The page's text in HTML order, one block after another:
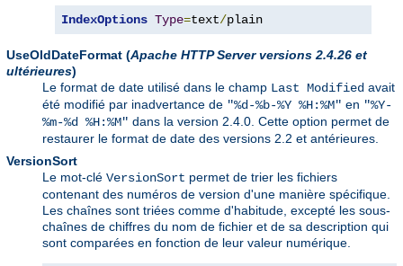
IndexOptions Type=text/plain
UseOldDateFormat (Apache HTTP Server versions 2.4.26 et
ultérieures)
Le format de date utilisé dans le champ Last Modified avait
été modifié par inadvertance de "%d-%b-%Y %H:%M" en "%Y-
%m-%d %H:%M" dans la version 2.4.0. Cette option permet de
restaurer le format de date des versions 2.2 et antérieures.
VersionSort
Le mot-clé VersionSort permet de trier les fichiers
contenant des numéros de version d'une manière spécifique.
Les chaînes sont triées comme d'habitude, excepté les sous-
chaînes de chiffres du nom de fichier et de sa description qui
sont comparées en fonction de leur valeur numérique.